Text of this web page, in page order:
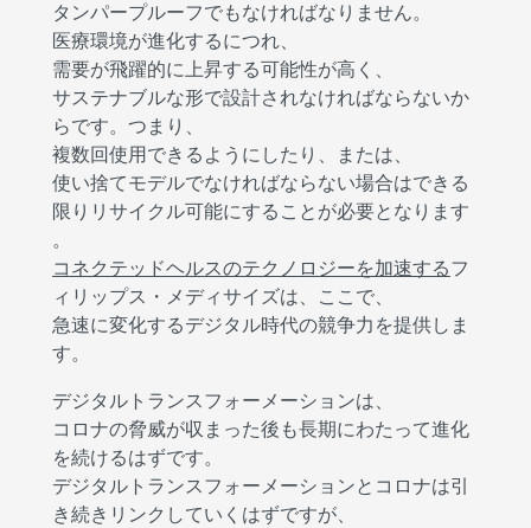
タンパープルーフでもなければなりません。
医療環境が進化するにつれ、
需要が飛躍的に上昇する可能性が高く、
サステナブルな形で設計されなければならないか
らです。つまり、
複数回使用できるようにしたり、または、
使い捨てモデルでなければならない場合はできる
限りリサイクル可能にすることが必要となります
。
コネクテッドヘルスのテクノロジーを加速するフ
ィリップス・メディサイズは、ここで、
急速に変化するデジタル時代の競争力を提供しま
す。
デジタルトランスフォーメーションは、
コロナの脅威が収まった後も長期にわたって進化
を続けるはずです。
デジタルトランスフォーメーションとコロナは引
き続きリンクしていくはずですが、